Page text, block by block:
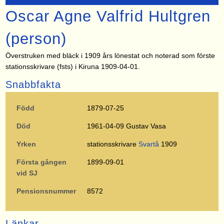
Oscar Agne Valfrid Hultgren
(person)
Överstruken med bläck i 1909 års lönestat och noterad som förste
stationsskrivare (fsts) i Kiruna 1909-04-01.
Snabbfakta
Född 1879-07-25
Död 1961-04-09 Gustav Vasa
Yrken stationsskrivare Svartå 1909
Första gången
vid SJ
1899-09-01
Pensionsnummer 8572